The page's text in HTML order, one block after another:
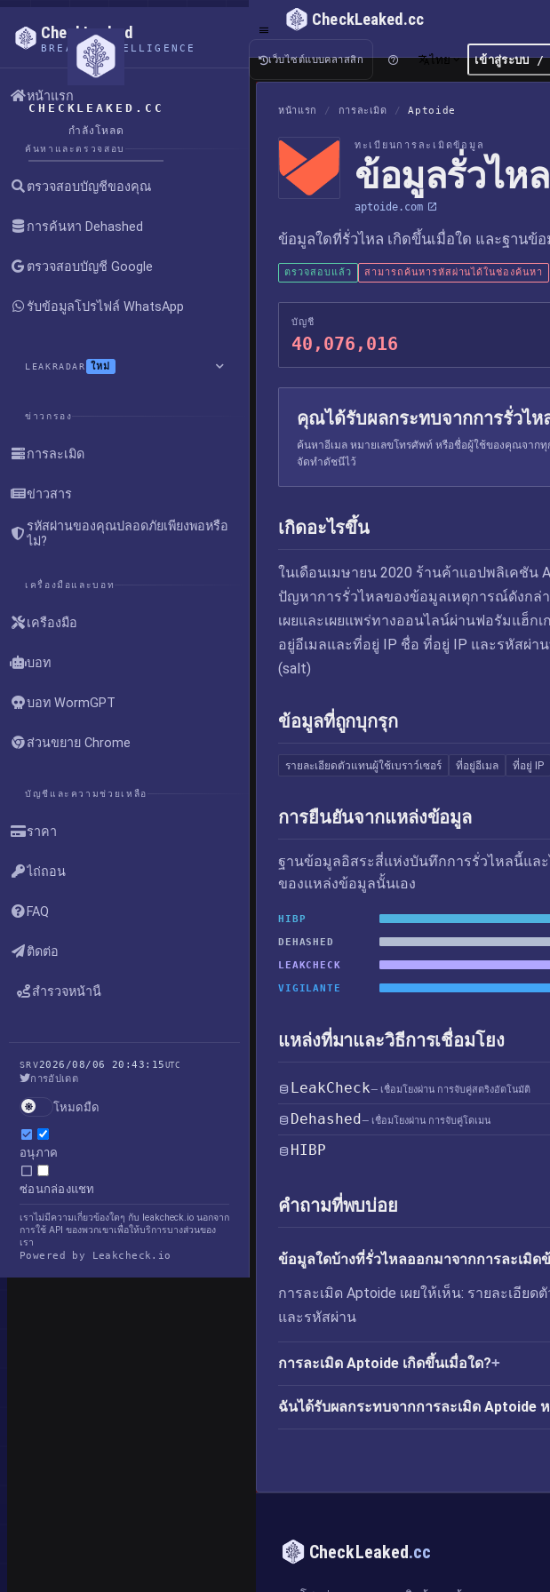
CHECKLEAKED.CC
กำลังโหลด
CheckLeaked
BREACH INTELLIGENCE
หน้าแรก
ค้นหาและตรวจสอบ
ตรวจสอบบัญชีของคุณ
การค้นหา Dehashed
ตรวจสอบบัญชี Google
รับข้อมูลโปรไฟล์ WhatsApp
LEAKRADAR ใหม่
ข่าวกรอง
การละเมิด
ข่าวสาร
รหัสผ่านของคุณปลอดภัยเพียงพอหรือ
ไม่?
เครื่องมือและบอท
เครื่องมือ
บอท
บอท WormGPT
ส่วนขยาย Chrome
บัญชีและความช่วยเหลือ
ราคา
ไถ่ถอน
FAQ
ติดต่อ
สำรวจหน้านี้
SRV2026/08/06 20:43:15UTC
การอัปเดต
โหมดมืด
อนุภาค
ซ่อนกล่องแชท
เราไม่มีความเกี่ยวข้องใดๆ กับ leakcheck.io นอกจาก
การใช้ API ของพวกเขาเพื่อให้บริการบางส่วนของ
เรา
Powered by Leakcheck.io
CheckLeaked.cc
เว็บไซต์แบบคลาสสิก ไทย เข้าสู่ระบบ /
หน้าแรก / การละเมิด / Aptoide
ทะเบียนการละเมิดข้อมูล
ข้อมูลรั่วไหล
aptoide.com
ข้อมูลใดที่รั่วไหล เกิดขึ้นเมื่อใด และฐานข้
ตรวจสอบแล้ว สามารถค้นหารหัสผ่านได้ในช่องค้นหา
บัญชี
40,076,016
คุณได้รับผลกระทบจากการรั่วไห
ค้นหาอีเมล หมายเลขโทรศัพท์ หรือชื่อผู้ใช้ของคุณจากทุก
จัดทำดัชนีไว้
เกิดอะไรขึ้น
ในเดือนเมษายน 2020 ร้านค้าแอปพลิเคชัน
ปัญหาการรั่วไหลของข้อมูลเหตุการณ์ดังกล่
เผยและเผยแพร่ทางออนไลน์ผ่านฟอรัมแฮ็
อยู่อีเมลและที่อยู่ IP ชื่อ ที่อยู่ IP และรหัสผ่า
(salt)
ข้อมูลที่ถูกบุกรุก
รายละเอียดตัวแทนผู้ใช้เบราว์เซอร์ ที่อยู่อีเมล ที่อยู่ IP
การยืนยันจากแหล่งข้อมูล
ฐานข้อมูลอิสระสี่แห่งบันทึกการรั่วไหลนี้แล
ของแหล่งข้อมูลนั้นเอง
HIBP
DEHASHED
LEAKCHECK
VIGILANTE
แหล่งที่มาและวิธีการเชื่อมโยง
LeakCheck— เชื่อมโยงผ่าน การจับคู่สตริงอัตโนมัติ
Dehashed— เชื่อมโยงผ่าน การจับคู่โดเมน
HIBP
คำถามที่พบบ่อย
ข้อมูลใดบ้างที่รั่วไหลออกมาจากการละเมิด
การละเมิด Aptoide เผยให้เห็น: รายละเอีย
และรหัสผ่าน
การละเมิด Aptoide เกิดขึ้นเมื่อใด?
ฉันได้รับผลกระทบจากการละเมิด Aptoide
CheckLeaked.cc